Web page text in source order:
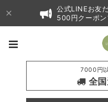
公式LINEお友
500円クーポン
7000円
全